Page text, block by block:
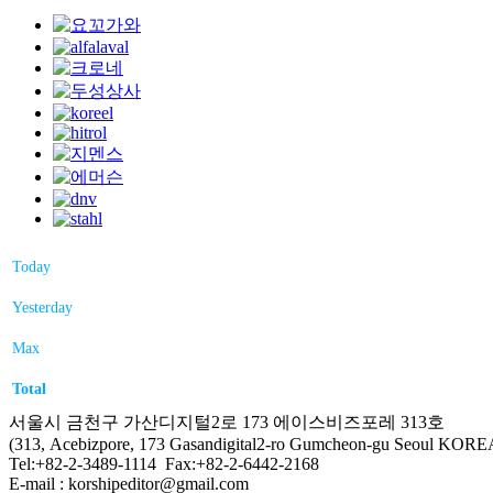
Today
Yesterday
Max
Total
서울시 금천구 가산디지털2로 173 에이스비즈포레 313호
(313, Acebizpore, 173 Gasandigital2-ro Gumcheon-gu Seoul
Tel:+82-2-3489-1114 Fax:+82-2-6442-2168
E-mail : korshipeditor@gmail.com